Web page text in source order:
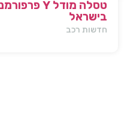
בישראל
חדשות רכב